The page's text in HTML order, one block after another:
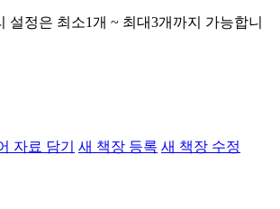
설정은 최소1개 ~ 최대3개까지 가능합니
자료 담기 새 책장 등록 새 책장 수정